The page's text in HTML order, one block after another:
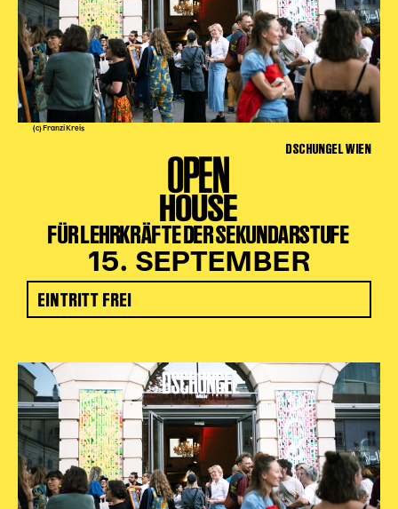
(c) Franzi Kreis
DSCHUNGEL WIEN
OPEN
HOUSE
FÜR LEHRKRÄFTE DER SEKUNDARSTUFE
15. SEPTEMBER
EINTRITT FREI